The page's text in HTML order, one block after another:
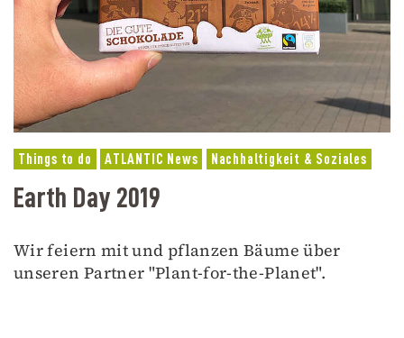
Things to do ATLANTIC News Nachhaltigkeit & Soziales
Earth Day 2019
Wir feiern mit und pflanzen Bäume über
unseren Partner "Plant-for-the-Planet".